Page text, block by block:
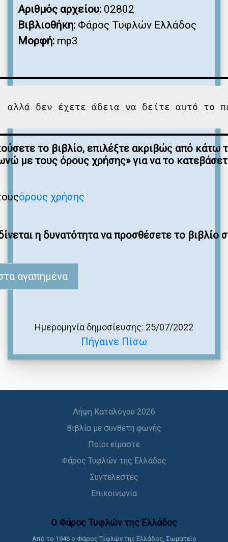
Αριθμός αρχείου: 02802
Βιβλιοθήκη: Φάρος Τυφλών Ελλάδος
Μορφή: mp3
αλλά δεν έχετε άδεια να δείτε αυτό το
το βιβλίο, επιλέξτε ακριβώς από κάτω
με τους όρους χρήσης» για να το
όρους χρήσης
η δυνατότητα να προσθέσετε το βιβλίο
αγαπημένα
Πήγαινε Πίσω
Ημερομηνία δημοσίευσης: 25/07/2022
Λήψη Καταλόγου 2026
Βιβλία με συνθέτη φωνής
Ποιοι είμαστε
Φάρος Τυφλών της Ελλάδος
Συντελεστές
Επικοινωνία
Ο Φάρος Τυφλών της Ελλάδoς
Από το 1946 ο Φάρος Τυφλών της Ελλάδος, Σωματείο